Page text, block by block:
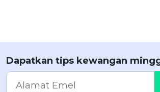
Dapatkan tips kewangan